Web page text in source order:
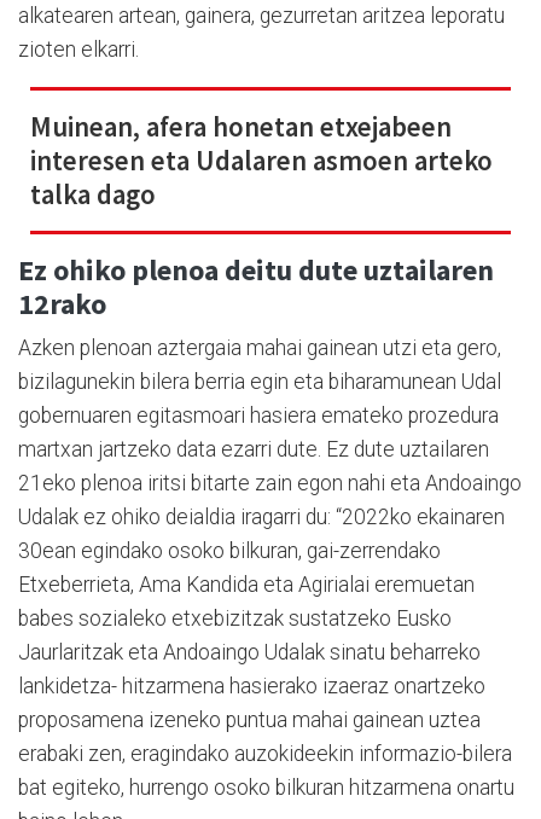
alkatearen artean, gainera, gezurretan aritzea leporatu
zioten elkarri.
Muinean, afera honetan etxejabeen
interesen eta Udalaren asmoen arteko
talka dago
Ez ohiko plenoa deitu dute uztailaren
12rako
Azken plenoan aztergaia mahai gainean utzi eta gero,
bizilagunekin bilera berria egin eta biharamunean Udal
gobernuaren egitasmoari hasiera emateko prozedura
martxan jartzeko data ezarri dute. Ez dute uztailaren
21eko plenoa iritsi bitarte zain egon nahi eta Andoaingo
Udalak ez ohiko deialdia iragarri du: “2022ko ekainaren
30ean egindako osoko bilkuran, gai-zerrendako
Etxeberrieta, Ama Kandida eta Agirialai eremuetan
babes sozialeko etxebizitzak sustatzeko Eusko
Jaurlaritzak eta Andoaingo Udalak sinatu beharreko
lankidetza- hitzarmena hasierako izaeraz onartzeko
proposamena izeneko puntua mahai gainean uztea
erabaki zen, eragindako auzokideekin informazio-bilera
bat egiteko, hurrengo osoko bilkuran hitzarmena onartu